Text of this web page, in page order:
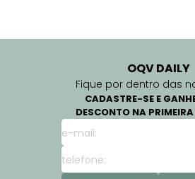
OQV DAILY
Fique por dentro das
CADASTRE-SE E
DESCONTO NA